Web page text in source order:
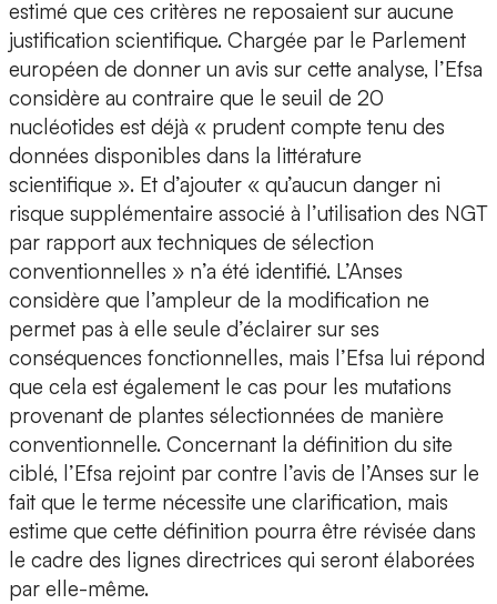
estimé que ces critères ne reposaient sur aucune
justification scientifique. Chargée par le Parlement
européen de donner un avis sur cette analyse, l’Efsa
considère au contraire que le seuil de 20
nucléotides est déjà « prudent compte tenu des
données disponibles dans la littérature
scientifique ». Et d’ajouter « qu’aucun danger ni
risque supplémentaire associé à l’utilisation des NGT
par rapport aux techniques de sélection
conventionnelles » n’a été identifié. L’Anses
considère que l’ampleur de la modification ne
permet pas à elle seule d’éclairer sur ses
conséquences fonctionnelles, mais l’Efsa lui répond
que cela est également le cas pour les mutations
provenant de plantes sélectionnées de manière
conventionnelle. Concernant la définition du site
ciblé, l’Efsa rejoint par contre l’avis de l’Anses sur le
fait que le terme nécessite une clarification, mais
estime que cette définition pourra être révisée dans
le cadre des lignes directrices qui seront élaborées
par elle-même.